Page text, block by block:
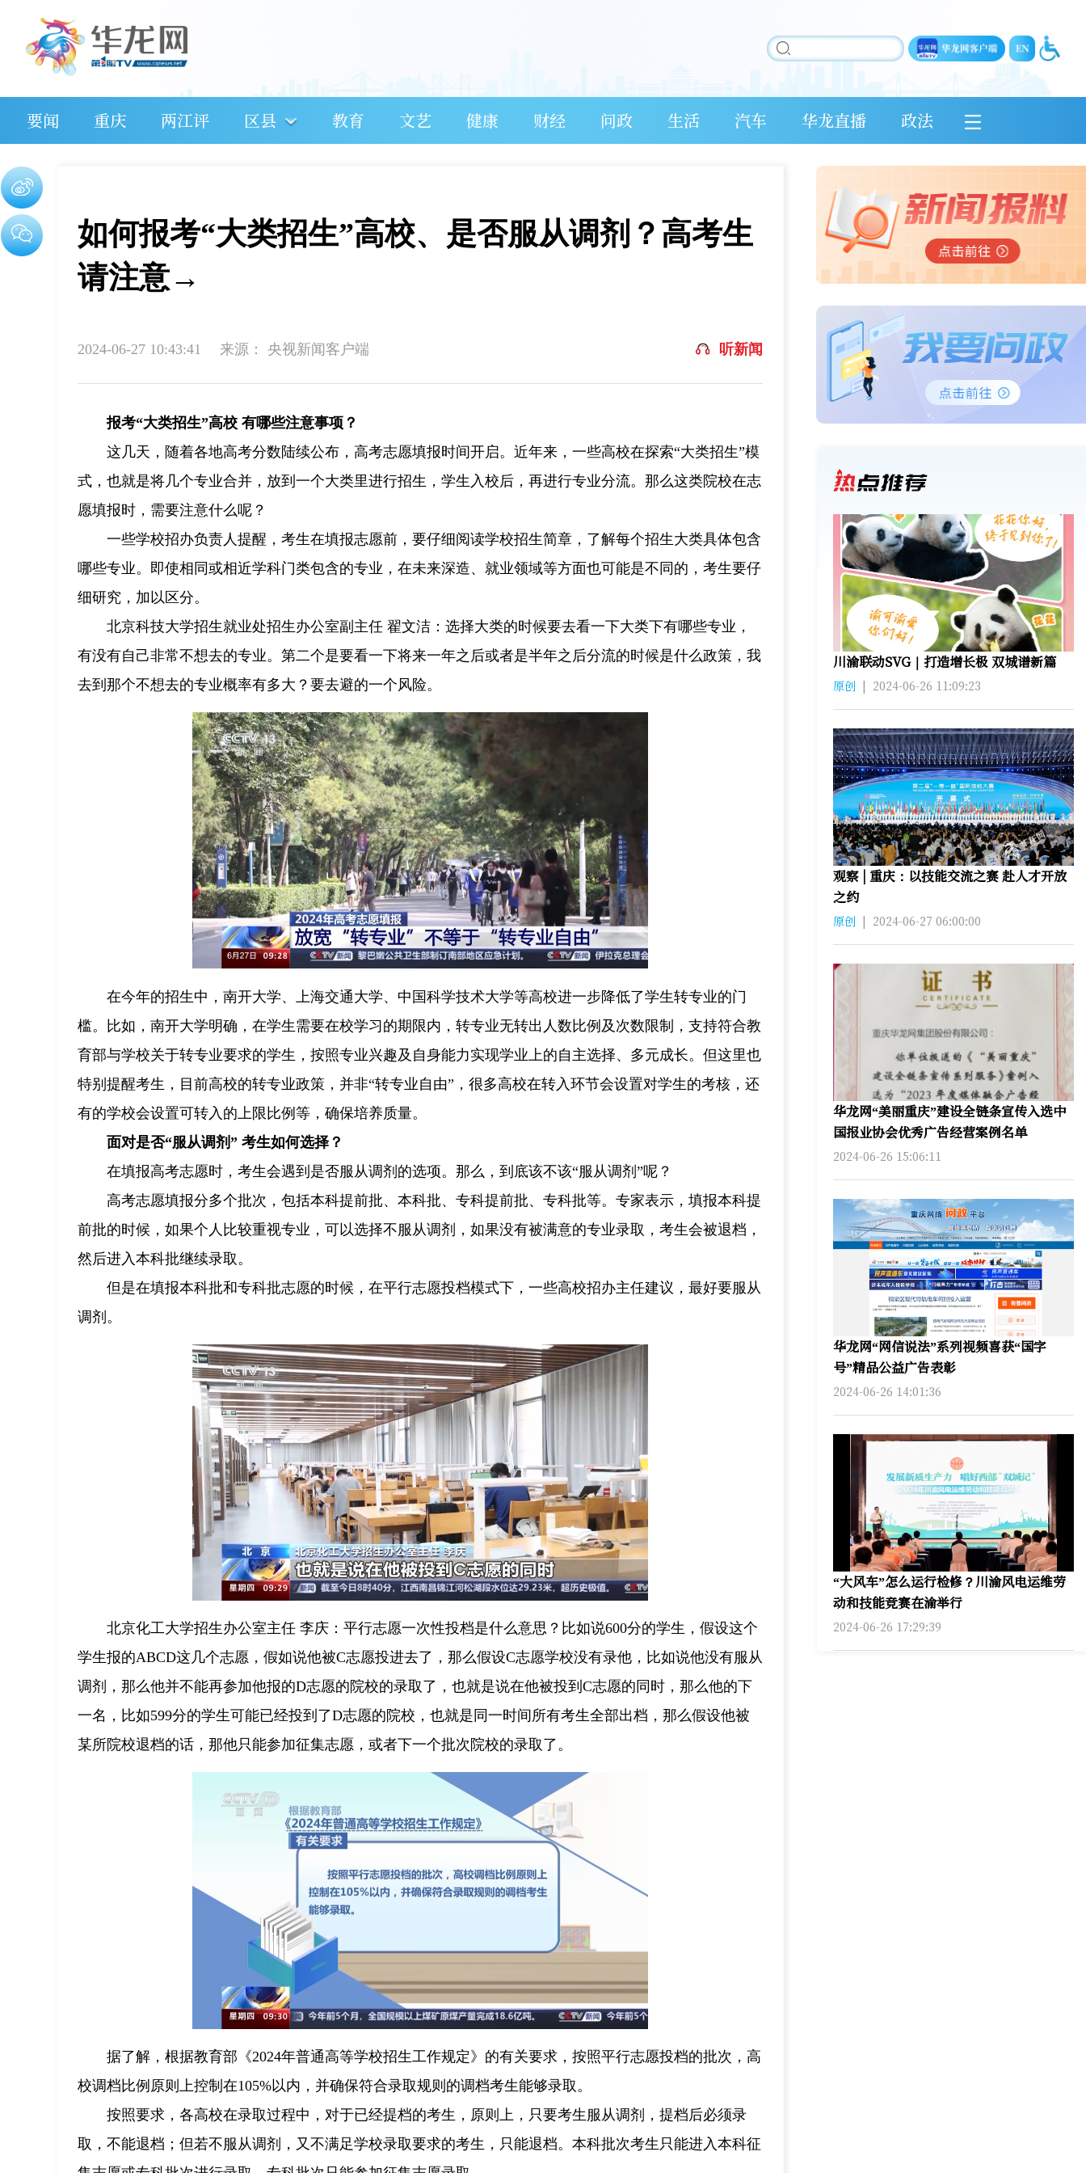
要闻 重庆 两江评 区县 教育 文艺 健康 财经 问政 生活 汽车 华龙直播 政法
如何报考“大类招生”高校、是否服从调剂？高考生
请注意→
2024-06-27 10:43:41 来源： 央视新闻客户端 听新闻
报考“大类招生”高校 有哪些注意事项？
这几天，随着各地高考分数陆续公布，高考志愿填报时间开启。近年来，一些高校在探索“大类招生”模
式，也就是将几个专业合并，放到一个大类里进行招生，学生入校后，再进行专业分流。那么这类院校在志
愿填报时，需要注意什么呢？
一些学校招办负责人提醒，考生在填报志愿前，要仔细阅读学校招生简章，了解每个招生大类具体包含
哪些专业。即使相同或相近学科门类包含的专业，在未来深造、就业领域等方面也可能是不同的，考生要仔
细研究，加以区分。
北京科技大学招生就业处招生办公室副主任 翟文洁：选择大类的时候要去看一下大类下有哪些专业，
有没有自己非常不想去的专业。第二个是要看一下将来一年之后或者是半年之后分流的时候是什么政策，我
去到那个不想去的专业概率有多大？要去避的一个风险。
在今年的招生中，南开大学、上海交通大学、中国科学技术大学等高校进一步降低了学生转专业的门
槛。比如，南开大学明确，在学生需要在校学习的期限内，转专业无转出人数比例及次数限制，支持符合教
育部与学校关于转专业要求的学生，按照专业兴趣及自身能力实现学业上的自主选择、多元成长。但这里也
特别提醒考生，目前高校的转专业政策，并非“转专业自由”，很多高校在转入环节会设置对学生的考核，还
有的学校会设置可转入的上限比例等，确保培养质量。
面对是否“服从调剂” 考生如何选择？
在填报高考志愿时，考生会遇到是否服从调剂的选项。那么，到底该不该“服从调剂”呢？
高考志愿填报分多个批次，包括本科提前批、本科批、专科提前批、专科批等。专家表示，填报本科提
前批的时候，如果个人比较重视专业，可以选择不服从调剂，如果没有被满意的专业录取，考生会被退档，
然后进入本科批继续录取。
但是在填报本科批和专科批志愿的时候，在平行志愿投档模式下，一些高校招办主任建议，最好要服从
调剂。
北京化工大学招生办公室主任 李庆：平行志愿一次性投档是什么意思？比如说600分的学生，假设这个
学生报的ABCD这几个志愿，假如说他被C志愿投进去了，那么假设C志愿学校没有录他，比如说他没有服从
调剂，那么他并不能再参加他报的D志愿的院校的录取了，也就是说在他被投到C志愿的同时，那么他的下
一名，比如599分的学生可能已经投到了D志愿的院校，也就是同一时间所有考生全部出档，那么假设他被
某所院校退档的话，那他只能参加征集志愿，或者下一个批次院校的录取了。
据了解，根据教育部《2024年普通高等学校招生工作规定》的有关要求，按照平行志愿投档的批次，高
校调档比例原则上控制在105%以内，并确保符合录取规则的调档考生能够录取。
按照要求，各高校在录取过程中，对于已经提档的考生，原则上，只要考生服从调剂，提档后必须录
取，不能退档；但若不服从调剂，又不满足学校录取要求的考生，只能退档。本科批次考生只能进入本科征
川渝联动SVG｜打造增长极 双城谱新篇
原创 | 2024-06-26 11:09:23
观察 | 重庆：以技能交流之赛 赴人才开放
之约
原创 | 2024-06-27 06:00:00
华龙网“美丽重庆”建设全链条宣传入选中
国报业协会优秀广告经营案例名单
2024-06-26 15:06:11
华龙网“网信说法”系列视频喜获“国字
号”精品公益广告表彰
2024-06-26 14:01:36
“大风车”怎么运行检修？川渝风电运维劳
动和技能竞赛在渝举行
2024-06-26 17:29:39